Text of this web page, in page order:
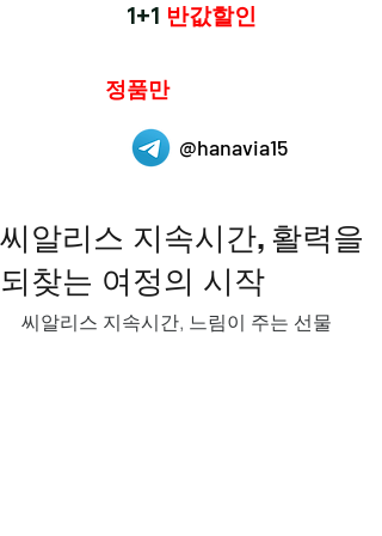
1+1 반값할인
정품만
@hanavia15
씨알리스 지속시간, 활력을
되찾는 여정의 시작
씨알리스 지속시간, 느림이 주는 선물